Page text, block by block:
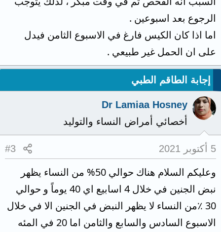
الرجوع بعد اسبوعين .
اما اذا كان الكيس فارغ في الاسبوع الثامن فيدل
على ان الحمل غير طبيعي .
إجابة الطاقم الطبي
Dr Lamiaa Hosney
أخصائي أمراض النساء والتوليد
5 أكتوبر 2021 #3
وعليكم السلام هناك حوالي 50% من النساء يظهر
نبض الجنين في خلال 4 اسابيع اي 40 يوماً و حوالي
30 ٪من النساء لا يظهر النبض في الجنين الا في خلال
الاسبوع السادس والسابع والثامن اما 20 في المئه